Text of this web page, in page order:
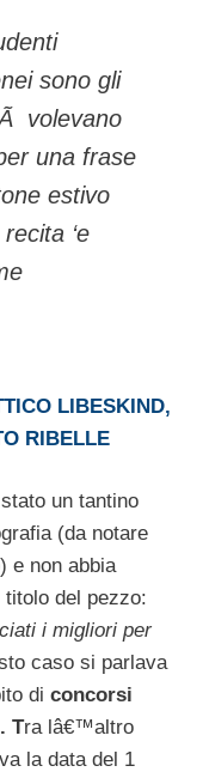
sono gli
volevano
una frase
estivo
‘e
LIBESKIND,
RIBELLE
un tantino
(da notare
e non abbia
titolo del pezzo:
i migliori per
caso si parlava
di concorsi
Tra lâ€™altro
la data del 1